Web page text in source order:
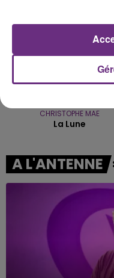
CHRISTOPHE MAE
La Lune
A L'ANTENNE